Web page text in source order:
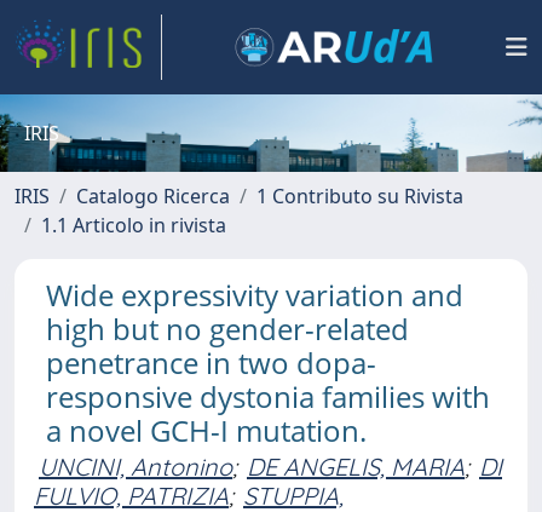
IRIS
IRIS Catalogo Ricerca
1 Contributo su Rivista
1.1 Articolo in rivista
Wide expressivity variation and
high but no gender-related
penetrance in two dopa-
responsive dystonia families with
a novel GCH-I mutation.
UNCINI, Antonino; DE ANGELIS, MARIA; DI
FULVIO, PATRIZIA; STUPPIA,